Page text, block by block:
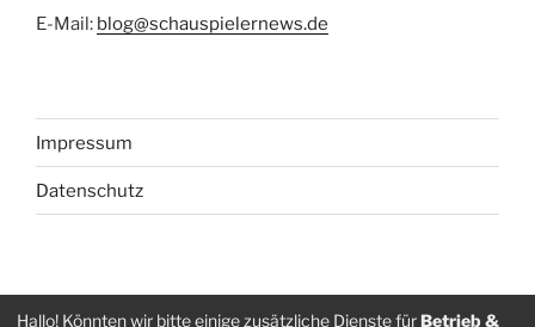
E-Mail: blog@schauspielernews.de
Impressum
Datenschutz
Folge Folge
Hallo! Könnten wir bitte einige zusätzliche Dienste fürBetrieb &